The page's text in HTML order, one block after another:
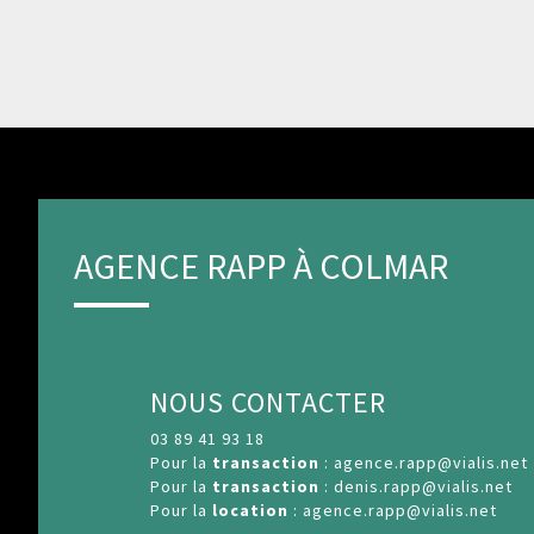
AGENCE RAPP À COLMAR
NOUS CONTACTER
03 89 41 93 18
Pour la transaction : agence.rapp@vialis.net
Pour la transaction : denis.rapp@vialis.net
Pour la location : agence.rapp@vialis.net